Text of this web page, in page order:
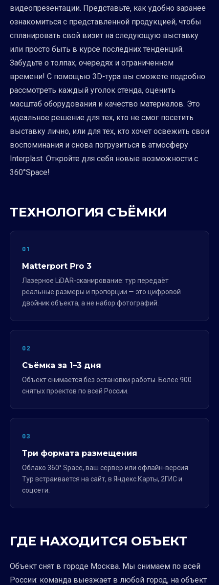
видеопрезентации. Представьте, как удобно заранее
ознакомиться с представленной продукцией, чтобы
спланировать свой визит на следующую выставку
или просто быть в курсе последних тенденций.
Забудьте о толпах, очередях и ограниченном
времени! С помощью 3D-тура вы сможете подробно
рассмотреть каждый уголок стенда, оценить
масштаб оборудования и качество материалов. Это
идеальное решение для тех, кто не смог посетить
выставку лично, или для тех, кто хочет освежить свои
воспоминания и снова погрузиться в атмосферу
Interplast. Откройте для себя новые возможности с
360°Space!
ТЕХНОЛОГИЯ СЪЁМКИ
01
Matterport Pro 3
Лазерное LiDAR-сканирование: тур передаёт
реальные размеры и пропорции — это цифровой
двойник объекта, а не набор фотографий.
02
Съёмка за 1–3 дня
Объект снимается без остановки работы. Более 900
снятых проектов по всей России.
03
Три формата размещения
Облако 360° Space, ваш сервер или офлайн-версия.
Тур встраивается на сайт, в Яндекс.Карты, 2ГИС и
соцсети.
ГДЕ НАХОДИТСЯ ОБЪЕКТ
Объект снят в городе Москва. Мы снимаем по всей
России: команда выезжает в любой город, на объект